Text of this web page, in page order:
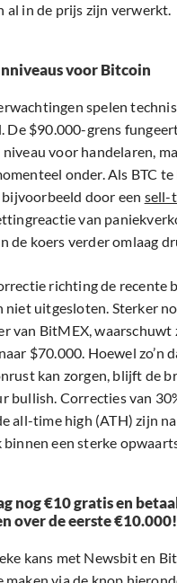
al in de prijs zijn verwerkt.
voor Bitcoin
spelen
De $90.000-grens
voor handelaren,
onder. Als BTC te
door een sell-
van
de koers verder omlaag
richting de recente
niet uitgesloten. Sterker
van BitMEX, waarschuwt
$70.000. Hoewel zo’n
kan zorgen, blijft de
bullish. Correcties van
all-time high (ATH) zijn
een sterke
nog €10 gratis en
over de eerste €10.000!
kans met Newsbit en